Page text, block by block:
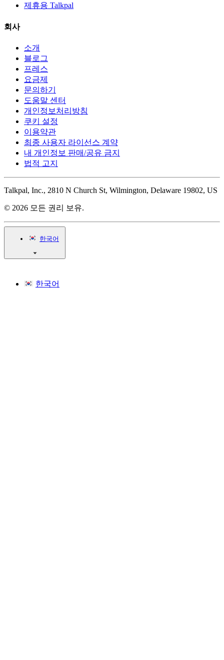
제휴용 Talkpal
회사
소개
블로그
프레스
요금제
문의하기
도움말 센터
개인정보처리방침
쿠키 설정
이용약관
최종 사용자 라이선스 계약
내 개인정보 판매/공유 금지
법적 고지
Talkpal, Inc., 2810 N Church St, Wilmington, Delaware 19802, US
© 2026 모든 권리 보유.
한국어
한국어